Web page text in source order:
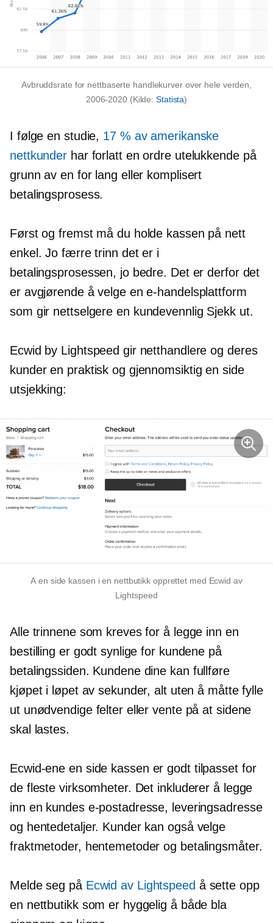
Avbruddsrate for nettbaserte handlekurver over hele verden,
2006-2020(Kilde:Statista)
I følge en studie, 17 % av amerikanske
nettkunder har forlatt en ordre utelukkende på
grunn av en for lang eller komplisert
betalingsprosess.
Først og fremst må du holde kassen på nett
enkel. Jo færre trinn det er i
betalingsprosessen, jo bedre. Det er derfor det
er avgjørende å velge en e-handelsplattform
som gir nettselgere en kundevennlig Sjekk ut.
Ecwid by Lightspeed gir netthandlere og deres
kunder en praktisk og gjennomsiktigen side
utsjekking:
Aen side kassen i en nettbutikk opprettet med Ecwid av
Lightspeed
Alle trinnene som kreves for å legge inn en
bestilling er godt synlige for kundene på
betalingssiden. Kundene dine kan fullføre
kjøpet i løpet av sekunder, alt uten å måtte fylle
ut unødvendige felter eller vente på at sidene
skal lastes.
Ecwid-eneen side kassen ergodt tilpassetfor
de fleste virksomheter. Det inkluderer å legge
inn en kundes e-postadresse, leveringsadresse
og hentedetaljer. Kunder kan også velge
fraktmetoder, hentemetoder og betalingsmåter.
Melde seg på Ecwid av Lightspeed å sette opp
en nettbutikk som er hyggelig å både bla